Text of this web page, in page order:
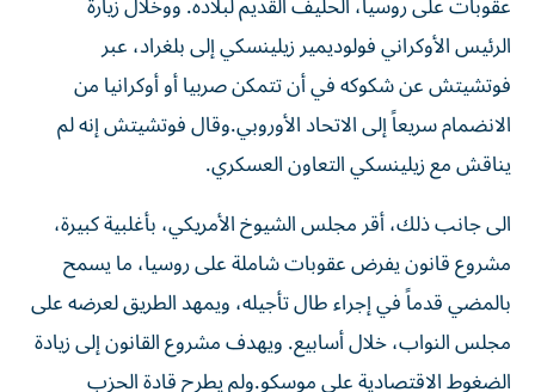
الرئيس الأوكراني فولوديمير ​زيلينسكي إلى بلغراد، عبر
فوتشيتش عن شكوكه في أن تتمكن صربيا أو أوكرانيا ‌من
الانضمام سريعاً إلى الاتحاد الأوروبي.وقال فوتشيتش إنه لم
يناقش مع زيلينسكي التعاون العسكري.
الى جانب ذلك، أقر مجلس الشيوخ الأمريكي، بأغلبية كبيرة،
مشروع قانون يفرض عقوبات شاملة على روسيا، ما يسمح
بالمضي قدماً في إجراء طال تأجيله، ويمهد الطريق لعرضه على
مجلس النواب، خلال أسابيع. ويهدف مشروع القانون إلى زيادة
الضغوط الاقتصادية ​على موسكو.ولم يطرح قادة الحزب